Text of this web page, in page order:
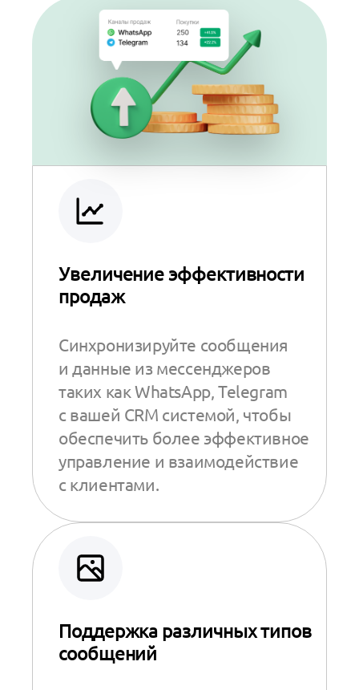
Увеличение эффективности
продаж
Синхронизируйте сообщения
и данные из мессенджеров
таких как WhatsApp, Telegram
с вашей CRM системой, чтобы
обеспечить более эффективное
управление и взаимодействие
с клиентами.
Поддержка различных типов
сообщений